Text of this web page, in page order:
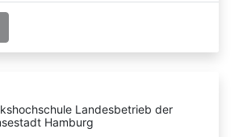
Landesbetrieb der
Hamburg